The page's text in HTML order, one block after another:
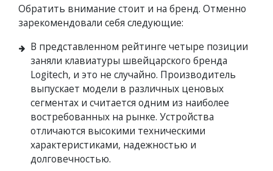
Обратить внимание стоит и на бренд. Отменно
зарекомендовали себя следующие:
В представленном рейтинге четыре позиции
заняли клавиатуры швейцарского бренда
Logitech, и это не случайно. Производитель
выпускает модели в различных ценовых
сегментах и считается одним из наиболее
востребованных на рынке. Устройства
отличаются высокими техническими
характеристиками, надежностью и
долговечностью.